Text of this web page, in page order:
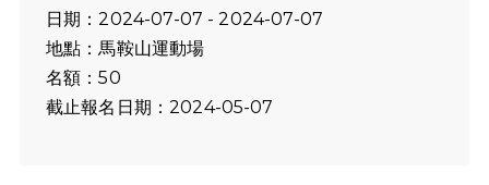
日期：2024-07-07 - 2024-07-07
地點：馬鞍山運動場
名額：50
截止報名日期：2024-05-07